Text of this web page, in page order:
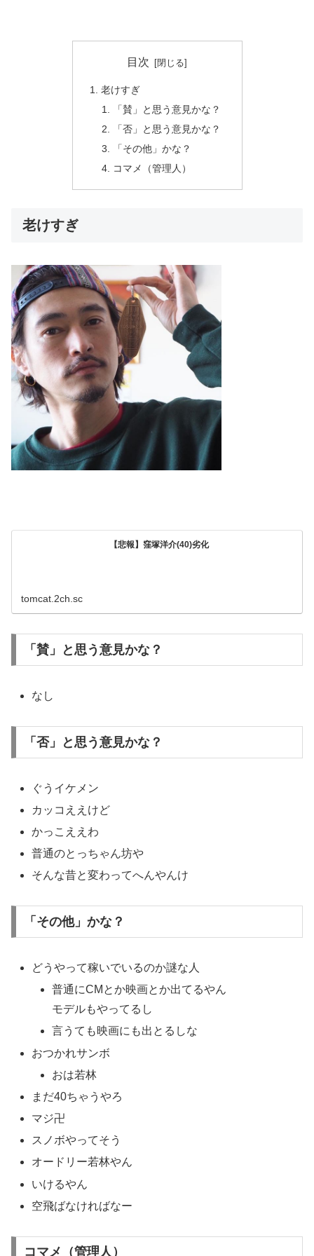
目次
老けすぎ
「賛」と思う意見かな？
「否」と思う意見かな？
「その他」かな？
コマメ（管理人）
老けすぎ
【悲報】窪塚洋介(40)劣化
tomcat.2ch.sc
「賛」と思う意見かな？
なし
「否」と思う意見かな？
ぐうイケメン
カッコええけど
かっこええわ
普通のとっちゃん坊や
そんな昔と変わってへんやんけ
「その他」かな？
どうやって稼いでいるのか謎な人
普通にCMとか映画とか出てるやん
モデルもやってるし
言うても映画にも出とるしな
おつかれサンボ
おは若林
まだ40ちゃうやろ
マジ卍
スノボやってそう
オードリー若林やん
いけるやん
空飛ばなければなー
コマメ（管理人）